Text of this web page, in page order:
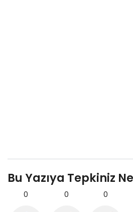
Bu Yazıya Tepkiniz
0 0 0